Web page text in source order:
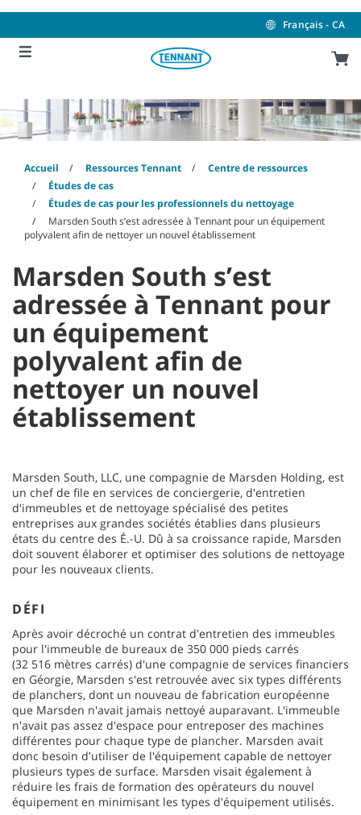
content
navigation
menu
Français - CA
Accueil Ressources Tennant
Centre de ressources
Études de cas
Études de cas pour les professionnels du nettoyage
Marsden South s’est adressée à Tennant pour un équipement
polyvalent afin de nettoyer un nouvel établissement
Marsden South s’est
adressée à Tennant pour
un équipement
polyvalent afin de
nettoyer un nouvel
établissement
Marsden South, LLC, une compagnie de Marsden Holding, est
un chef de file en services de conciergerie, d'entretien
d'immeubles et de nettoyage spécialisé des petites
entreprises aux grandes sociétés établies dans plusieurs
états du centre des É.-U. Dû à sa croissance rapide, Marsden
doit souvent élaborer et optimiser des solutions de nettoyage
pour les nouveaux clients.
DÉFI
Après avoir décroché un contrat d'entretien des immeubles
pour l'immeuble de bureaux de 350 000 pieds carrés
(32 516 mètres carrés) d'une compagnie de services financiers
en Géorgie, Marsden s'est retrouvée avec six types différents
de planchers, dont un nouveau de fabrication européenne
que Marsden n'avait jamais nettoyé auparavant. L'immeuble
n'avait pas assez d'espace pour entreposer des machines
différentes pour chaque type de plancher. Marsden avait
donc besoin d'utiliser de l'équipement capable de nettoyer
plusieurs types de surface. Marsden visait également à
réduire les frais de formation des opérateurs du nouvel
équipement en minimisant les types d'équipement utilisés.